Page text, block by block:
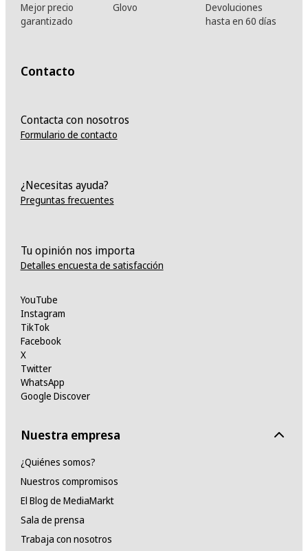
Mejor precio
garantizado
Glovo
Devoluciones
hasta en 60 días
Contacto
Contacta con nosotros
Formulario de contacto
¿Necesitas ayuda?
Preguntas frecuentes
Tu opinión nos importa
Detalles encuesta de satisfacción
YouTube
Instagram
TikTok
Facebook
X
Twitter
WhatsApp
Google Discover
Nuestra empresa
¿Quiénes somos?
Nuestros compromisos
El Blog de MediaMarkt
Sala de prensa
Trabaja con nosotros